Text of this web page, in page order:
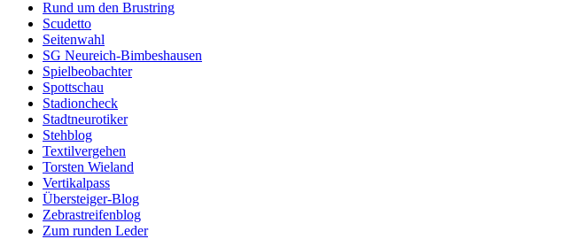
Rund um den Brustring
Scudetto
Seitenwahl
SG Neureich-Bimbeshausen
Spielbeobachter
Spottschau
Stadioncheck
Stadtneurotiker
Stehblog
Textilvergehen
Torsten Wieland
Vertikalpass
Übersteiger-Blog
Zebrastreifenblog
Zum runden Leder